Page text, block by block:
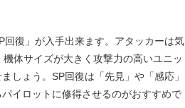
復」が入手出来ます。アタッカーは気
体サイズが大きく攻撃力の高いユニッ
しょう。SP回復は「先見」や「感応」
イロットに修得させるのがおすすめで